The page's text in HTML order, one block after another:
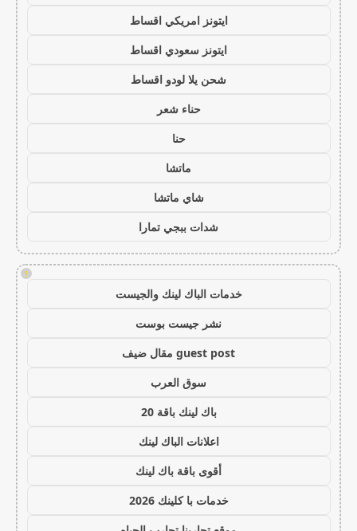
ايتونز امريكي اقساط
ايتونز سعودي اقساط
شحن يلا لودو اقساط
حناء شعر
حنا
ماتشا
شاي ماتشا
شدات ببجي تمارا
!
خدمات الباك لينك والجيست
نشر جيست بوست
guest post مقال ضيف
سوق العرب
باك لينك باقة 20
اعلانات الباك لينك
أقوى باقة باك لينك
خدمات با كلينك 2026